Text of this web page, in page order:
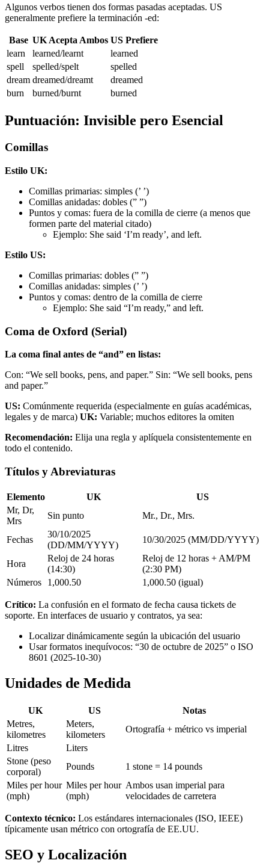
Algunos verbos tienen dos formas pasadas aceptadas. US
generalmente prefiere la terminación -ed:
Base UK Acepta Ambos US Prefiere
learn
learned/learnt
learned
spell
spelled/spelt
spelled
dream dreamed/dreamt
dreamed
burn
burned/burnt burned
Puntuación: Invisible pero Esencial
Comillas
Estilo UK:
Comillas primarias: simples (’ ’)
Comillas anidadas: dobles (” ”)
Puntos y comas: fuera de la comilla de cierre (a menos que
formen parte del material citado)
Ejemplo: She said ‘I’m ready’, and left.
Estilo US:
Comillas primarias: dobles (” ”)
Comillas anidadas: simples (’ ’)
Puntos y comas: dentro de la comilla de cierre
Ejemplo: She said “I’m ready,” and left.
Coma de Oxford (Serial)
La coma final antes de “and” en listas:
Con: “We sell books, pens, and paper.” Sin: “We sell books, pens
and paper.”
US: Comúnmente requerida (especialmente en guías académicas,
legales y de marca) UK: Variable; muchos editores la omiten
Recomendación: Elija una regla y aplíquela consistentemente en
todo el contenido.
Títulos y Abreviaturas
Elemento UK
US
Mr, Dr,
Mrs
Sin punto Mr., Dr., Mrs.
Fechas
30/10/2025
(DD/MM/YYYY)
10/30/2025 (MM/DD/YYYY)
Hora
Reloj de 24 horas
(14:30)
Reloj de 12 horas + AM/PM
(2:30 PM)
Números
1,000.50 1,000.50 (igual)
Crítico: La confusión en el formato de fecha causa tickets de
soporte. En interfaces de usuario y contratos, ya sea:
Localizar dinámicamente según la ubicación del usuario
Usar formatos inequívocos: “30 de octubre de 2025” o ISO
8601 (2025-10-30)
Unidades de Medida
UK US
Notas
Metres,
kilometres
Meters,
kilometers
Ortografía + métrico vs imperial
Litres
Liters
Stone (peso
corporal)
Pounds
1 stone = 14 pounds
Miles per hour
(mph)
Miles per hour
(mph)
Ambos usan imperial para
velocidades de carretera
Contexto técnico: Los estándares internacionales (ISO, IEEE)
típicamente usan métrico con ortografía de EE.UU.
SEO y Localización